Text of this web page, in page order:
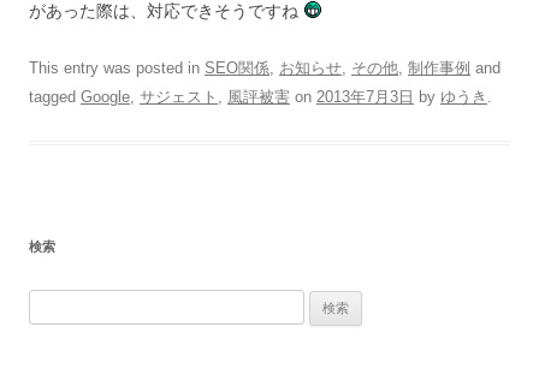
があった際は、対応できそうですね
This entry was posted in SEO関係, お知らせ, その他, 制作事例 and
tagged Google, サジェスト , 風評被害 on 2013年7月3日 by ゆうき .
検索